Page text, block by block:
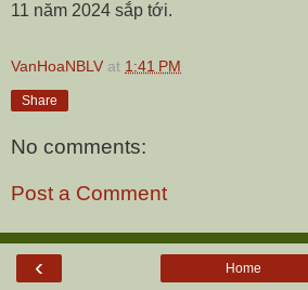
11 năm 2024 sắp tới.
VanHoaNBLV at 1:41 PM
Share
No comments:
Post a Comment
‹ Home